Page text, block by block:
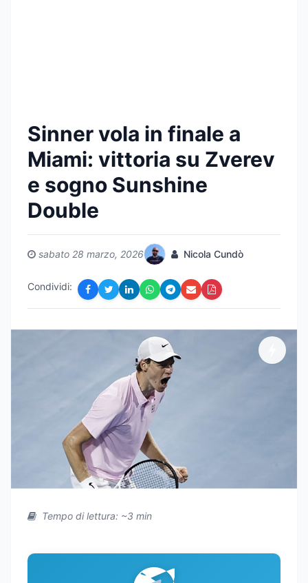
Sinner vola in finale a
Miami: vittoria su Zverev
e sogno Sunshine
Double
sabato 28 marzo, 2026 Nicola Cundò
Condividi:
Tempo di lettura: ~3 min